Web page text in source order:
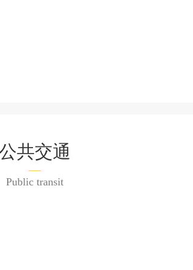
共交通
Public transit